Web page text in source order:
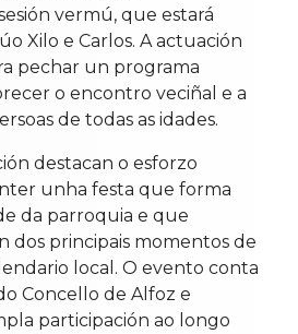
vermú, que estará
Xilo e Carlos. A actuación
pechar un programa
o encontro veciñal e a
de todas as idades.
destacan o esforzo
unha festa que forma
da parroquia e que
dos principais momentos de
local. O evento conta
Concello de Alfoz e
participación ao longo